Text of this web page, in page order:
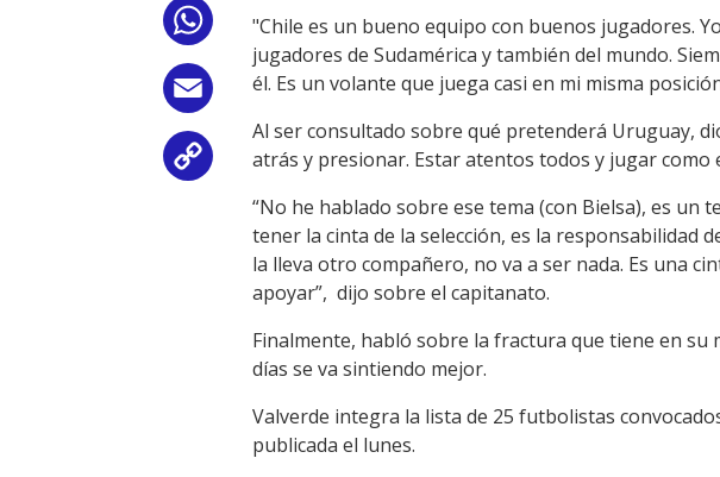
WhatsApp
Email
Copy
Link
"Chile es un bueno equipo con buenos jugadores.
jugadores de Sudamérica y también del mundo.
él. Es un volante que juega casi en mi misma
Al ser consultado sobre qué pretenderá Uruguay,
atrás y presionar. Estar atentos todos y jugar como
“No he hablado sobre ese tema (con Bielsa), es un
tener la cinta de la selección, es la responsabilidad
la lleva otro compañero, no va a ser nada. Es una
apoyar”, dijo sobre el capitanato.
Finalmente, habló sobre la fractura que tiene en su
días se va sintiendo mejor.
Valverde integra la lista de 25 futbolistas
publicada el lunes.